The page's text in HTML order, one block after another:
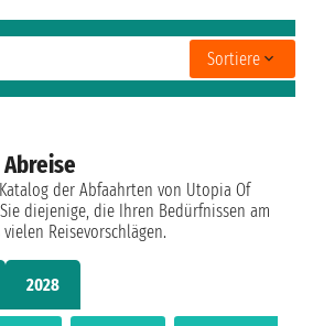
Sortiere
der Abfaahrten von Utopia Of
diejenige, die Ihren Bedürfnissen am
Reisevorschlägen.
2028